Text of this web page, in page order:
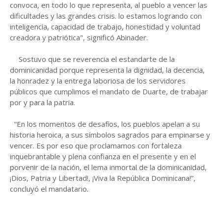
convoca, en todo lo que representa, al pueblo a vencer las
dificultades y las grandes crisis. lo estamos logrando con
inteligencia, capacidad de trabajo, honestidad y voluntad
creadora y patriótica", significó Abinader.
Sostuvo que se reverencia el estandarte de la
dominicanidad porque representa la dignidad, la decencia,
la honradez y la entrega laboriosa de los servidores
públicos que cumplimos el mandato de Duarte, de trabajar
por y para la patria.
“En los momentos de desafíos, los pueblos apelan a su
historia heroica, a sus símbolos sagrados para empinarse y
vencer. Es por eso que proclamamos con fortaleza
inquebrantable y plena confianza en el presente y en el
porvenir de la nación, el lema inmortal de la dominicanidad,
¡Dios, Patria y Libertad!, ¡Viva la República Dominicana!”,
concluyó el mandatario.